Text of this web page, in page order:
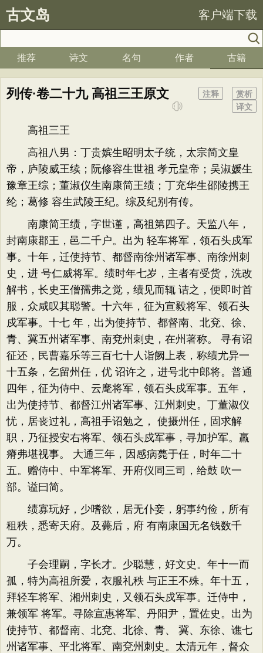
古文岛 客户端下载
推荐 诗文 名句 作者 古籍
列传·卷二十九 高祖三王原文 赏析
注释
译文
高祖三王
高祖八男：丁贵嫔生昭明太子统，太宗简文皇
帝，庐陵威王续；阮修容生世祖 孝元皇帝；吴淑媛生
豫章王综；董淑仪生南康简王绩；丁充华生邵陵携王
纶；葛修 容生武陵王纪。综及纪别有传。
南康简王绩，字世谨，高祖第四子。天监八年，
封南康郡王，邑二千户。出为 轻车将军，领石头戍军
事。十年，迁使持节、都督南徐州诸军事、南徐州刺
史，进 号仁威将军。绩时年七岁，主者有受货，洗改
解书，长史王僧孺弗之觉，绩见而辄 诘之，便即时首
服，众咸叹其聪警。十六年，征为宣毅将军、领石头
戍军事。十七 年，出为使持节、都督南、北兗、徐、
青、冀五州诸军事、南兗州刺史，在州著称。 寻有诏
征还，民曹嘉乐等三百七十人诣阙上表，称绩尤异一
十五条，乞留州任，优 诏许之，进号北中郎将。普通
四年，征为侍中、云麾将军，领石头戍军事。五年，
出为使持节、都督江州诸军事、江州刺史。丁董淑仪
忧，居丧过礼，高祖手诏勉之， 使摄州任，固求解
职，乃征授安右将军、领石头戍军事，寻加护军。羸
瘠弗堪视事。 大通三年，因感病薨于任，时年二十
五。赠侍中、中军将军、开府仪同三司，给鼓 吹一
部。谥曰简。
绩寡玩好，少嗜欲，居无仆妾，躬事约俭，所有
租秩，悉寄天府。及薨后，府 有南康国无名钱数千
万。
子会理嗣，字长才。少聪慧，好文史。年十一而
孤，特为高祖所爱，衣服礼秩 与正王不殊。年十五，
拜轻车将军、湘州刺史，又领石头戍军事。迁侍中，
兼领军 将军。寻除宣惠将军、丹阳尹，置佐史。出为
使持节、都督南、北兗、北徐、青、 冀、东徐、谯七
州诸军事、平北将军、南兗州刺史。太清元年，督众